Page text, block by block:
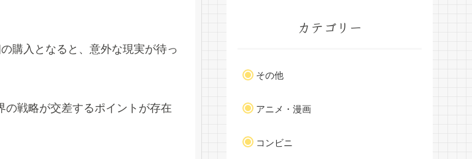
購入となると、意外な現実が待っ
戦略が交差するポイントが存在
カテゴリー
その他
アニメ・漫画
コンビニ